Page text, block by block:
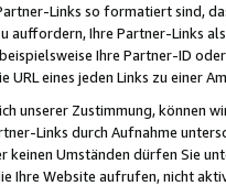
Links so formatiert sind,
auffordern, Ihre Partner-Links
Ihre Partner-ID
URL eines jeden Links zu einer
unserer Zustimmung, können
Links durch Aufnahme
keinen Umständen dürfen Sie
Ihre Website aufrufen, nicht